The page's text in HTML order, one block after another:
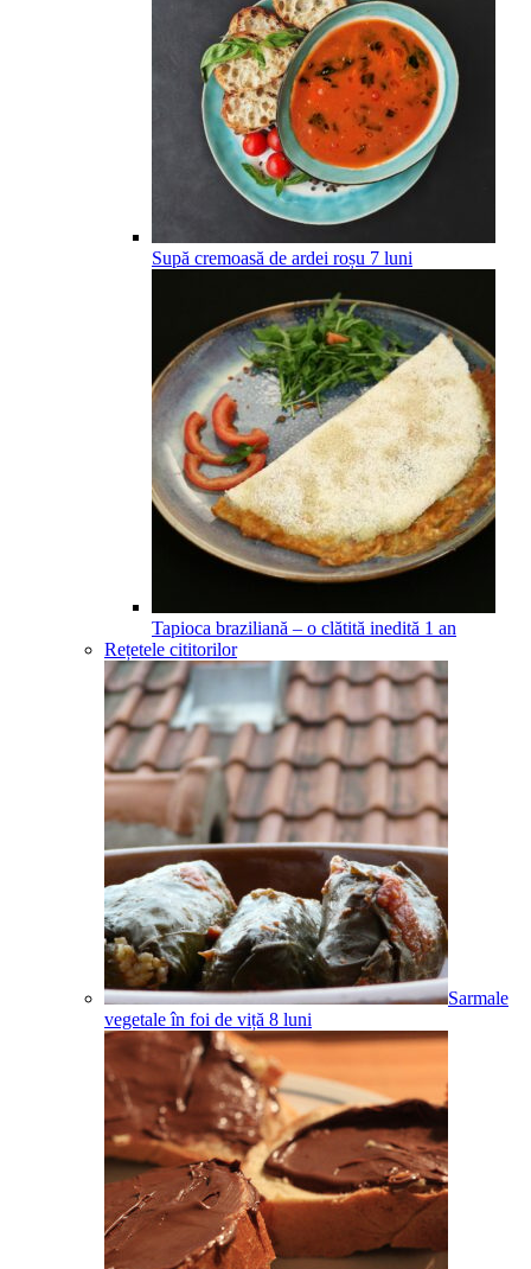
Supă cremoasă de ardei roșu 7 luni
Tapioca braziliană – o clătită inedită 1 an
Rețetele cititorilor
Sarmale
vegetale în foi de viță 8 luni